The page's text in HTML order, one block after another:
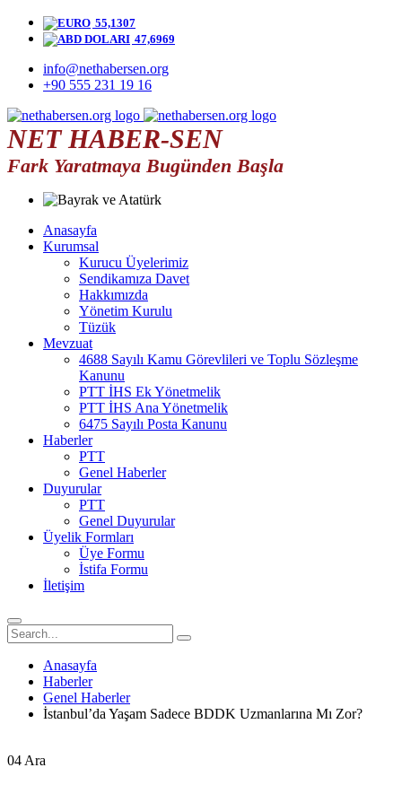
55,1307
47,6969
info@nethabersen.org
+90 555 231 19 16
NET HABER-SEN
Fark Yaratmaya Bugünden Başla
Anasayfa
Kurumsal
Kurucu Üyelerimiz
Sendikamıza Davet
Hakkımızda
Yönetim Kurulu
Tüzük
Mevzuat
4688 Sayılı Kamu Görevlileri ve Toplu Sözleşme
Kanunu
PTT İHS Ek Yönetmelik
PTT İHS Ana Yönetmelik
6475 Sayılı Posta Kanunu
Haberler
PTT
Genel Haberler
Duyurular
PTT
Genel Duyurular
Üyelik Formları
Üye Formu
İstifa Formu
İletişim
Anasayfa
Haberler
Genel Haberler
İstanbul’da Yaşam Sadece BDDK Uzmanlarına Mı Zor?
04 Ara